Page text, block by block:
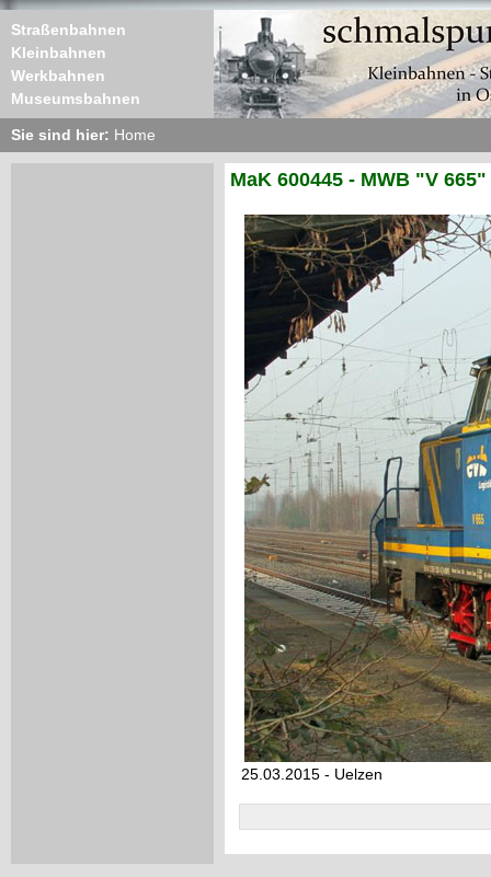
Straßenbahnen
Kleinbahnen
Werkbahnen
Museumsbahnen
Sie sind hier: Home
MaK 600445 - MWB "V 665"
25.03.2015 - Uelzen